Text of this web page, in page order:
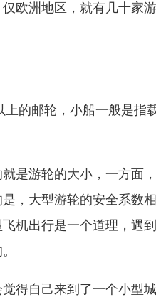
欧洲地区，就有几十家
上的邮轮，小船一般是指
是游轮的大小，一方面
，大型游轮的安全系数
机出行是一个道理，遇
得自己来到了一个小型